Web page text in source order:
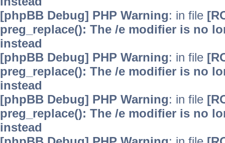
[phpBB Debug] PHP Warning: in file
preg_replace(): The /e modifier is no
instead
[phpBB Debug] PHP Warning: in file
preg_replace(): The /e modifier is no
instead
[phpBB Debug] PHP Warning: in file
preg_replace(): The /e modifier is no
instead